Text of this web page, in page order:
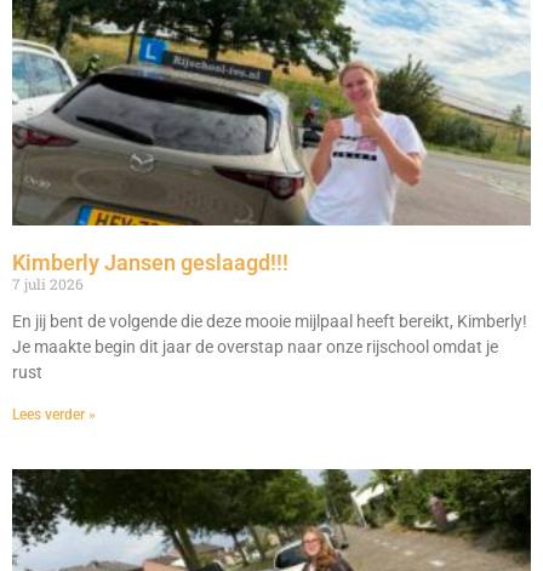
Kimberly Jansen geslaagd!!!
7 juli 2026
En jij bent de volgende die deze mooie mijlpaal heeft bereikt, Kimberly!
Je maakte begin dit jaar de overstap naar onze rijschool omdat je
rust
Lees verder »